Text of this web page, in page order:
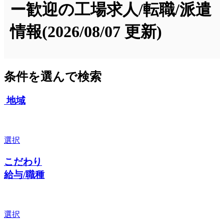
ー歓迎の工場求人/転職/派遣
情報(2026/08/07 更新)
条件を選んで検索
地域
選択
こだわり
給与/職種
選択